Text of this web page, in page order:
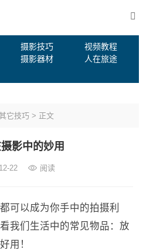
摄影技巧
视频教程
摄影器材
人在旅途
它技巧> 正文
影中的妙用
22 阅读
可以成为你手中的拍摄利
我们生活中的常见物品：放
用！